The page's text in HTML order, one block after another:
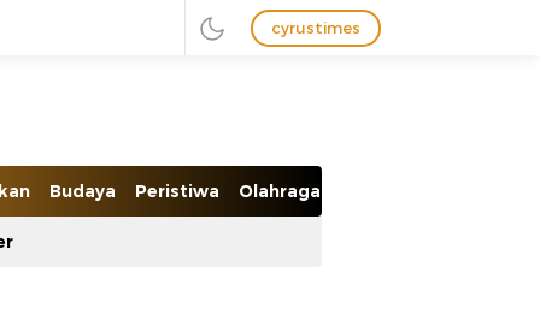
cyrustimes
Budaya Peristiwa Olahraga